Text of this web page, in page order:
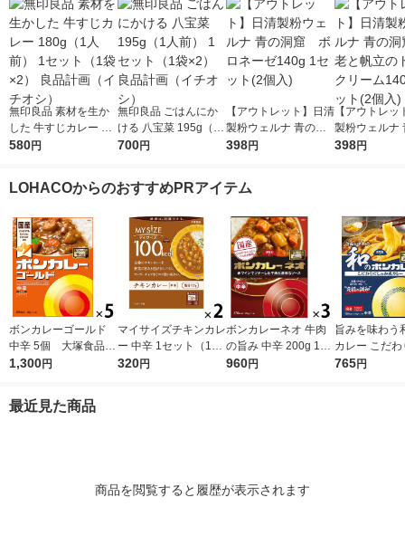
無印良品 素材を生か
した 牛すじカレー 18
0g（1人前） 1セット
580円
無印良品 ごはんにか
ける 八宝菜 195g（1
人前） 1セット（1袋×
700円
【アウトレット】日清
製粉ウェルナ 青の洞
窟 ボロネーゼ140g
398円
【アウトレッ
製粉ウェルナ
窟 海老と帆
398円
LOHACOからのおすすめPRアイテム
ボンカレーゴールド
中辛 5個 大塚食品
レンジ対応
1,300円
マイサイズチキンカレ
ー 中辛 1セット（1個
（100g）×2） 100k
320円
ボンカレーネオ 牛肉
の旨み 中辛 200g 1セ
ット（1個×3）大塚食
960円
旨みを味わう
カレー こだ
の和風カレ
765円
最近見た商品
商品を閲覧すると履歴が表示されます